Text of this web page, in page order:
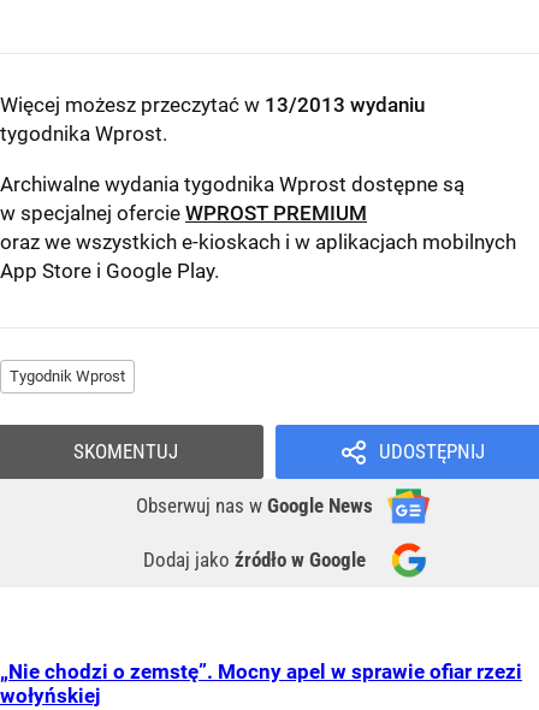
Więcej możesz przeczytać w 13/2013 wydaniu
tygodnika Wprost.
Archiwalne wydania tygodnika Wprost dostępne są
w specjalnej ofercie WPROST PREMIUM
oraz we wszystkich e-kioskach i w aplikacjach mobilnych
App Store i Google Play.
Tygodnik Wprost
UDOSTĘPNIJ
Obserwuj nas w Google News
Dodaj jako źródło w Google
SKOMENTUJ
„Nie chodzi o zemstę”. Mocny apel w sprawie ofiar rzezi
wołyńskiej